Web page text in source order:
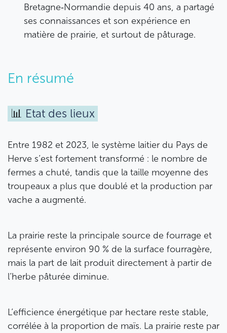
Bretagne‑Normandie depuis 40 ans, a partagé
ses connaissances et son expérience en
matière de prairie, et surtout de pâturage.
En résumé
📊 Eta​t​ des​ lieux
Entre 1982 et 2023, le système laitier du Pays de
Herve s’est fortement transformé : le nombre de
fermes a chuté, tandis que la taille moyenne des
troupeaux a plus que doublé et la production par
vache a augmenté.
La prairie reste la principale source de fourrage et
représente environ 90 % de la surface fourragère,
mais la part de lait produit directement à partir de
l’herbe pâturée diminue.
L’efficience énergétique par hectare reste stable,
corrélée à la proportion de maïs. La prairie reste par